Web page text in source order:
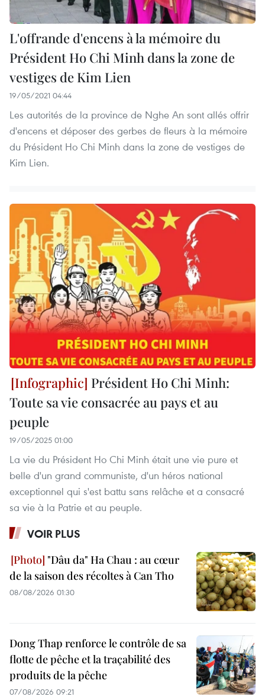
L'offrande d'encens à la mémoire du
Président Ho Chi Minh dans la zone de
vestiges de Kim Lien
19/05/2021 04:44
Les autorités de la province de Nghe An sont allés offrir
d'encens et déposer des gerbes de fleurs à la mémoire
du Président Ho Chi Minh dans la zone de vestiges de
Kim Lien.
Président Ho Chi Minh:
Toute sa vie consacrée au pays et au
peuple
19/05/2025 01:00
La vie du Président Ho Chi Minh était une vie pure et
belle d'un grand communiste, d'un héros national
exceptionnel qui s'est battu sans relâche et a consacré
sa vie à la Patrie et au peuple.
VOIR PLUS
"Dâu da" Ha Chau : au cœur
de la saison des récoltes à Can Tho
08/08/2026 01:30
Dong Thap renforce le contrôle de sa
flotte de pêche et la traçabilité des
produits de la pêche
07/08/2026 09:21